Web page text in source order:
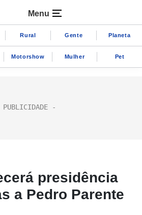
Menu
Rural Gente Planeta
Motorshow Mulher Pet
presidência
a Pedro Parente